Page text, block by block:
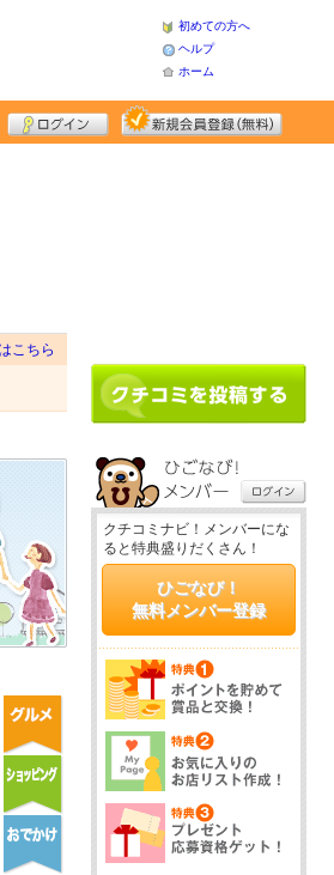
初めての方へ
ヘルプ
ホーム
こちら
クチコミナビ！メンバーにな
ると特典盛りだくさん！
ひごなび！
無料メンバー登録